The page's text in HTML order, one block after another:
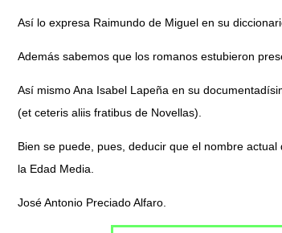
Así lo expresa Raimundo de Miguel en su
Además sabemos que los romanos estubieron
Así mismo Ana Isabel Lapeña en su
(et ceteris aliis fratibus de Novellas).
Bien se puede, pues, deducir que el nombre
la Edad Media.
José Antonio Preciado Alfaro.